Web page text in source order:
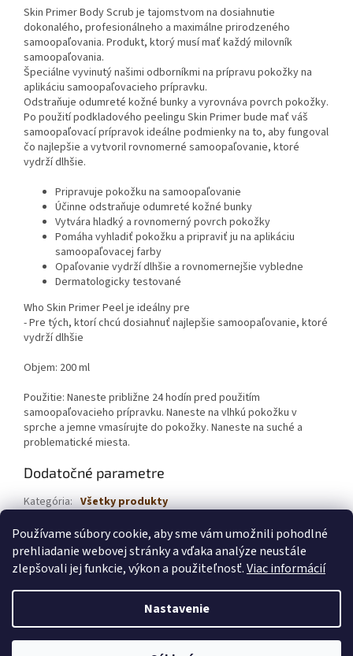
Používame súbory cookie, aby sme vám umožnili pohodlné
prehliadanie webovej stránky a vďaka analýze neustále
zlepšovali jej funkcie, výkon a použiteľnosť.Viac informácií
Nastavenie
Skin Primer Body Scrub je tajomstvom na dosiahnutie
dokonalého, profesionálneho a maximálne prirodzeného
samoopaľovania. Produkt, ktorý musí mať každý milovník
samoopaľovania.
Špeciálne vyvinutý našimi odborníkmi na prípravu pokožky na
aplikáciu samoopaľovacieho prípravku.
Odstraňuje odumreté kožné bunky a vyrovnáva povrch pokožky.
Po použití podkladového peelingu Skin Primer bude mať váš
samoopaľovací prípravok ideálne podmienky na to, aby fungoval
čo najlepšie a vytvoril rovnomerné samoopaľovanie, ktoré
vydrží dlhšie.
Pripravuje pokožku na samoopaľovanie
Účinne odstraňuje odumreté kožné bunky
Vytvára hladký a rovnomerný povrch pokožky
Pomáha vyhladiť pokožku a pripraviť ju na aplikáciu
samoopaľovacej farby
Opaľovanie vydrží dlhšie a rovnomernejšie vybledne
Dermatologicky testované
Who Skin Primer Peel je ideálny pre
- Pre tých, ktorí chcú dosiahnuť najlepšie samoopaľovanie, ktoré
vydrží dlhšie
Objem: 200 ml
Použitie: Naneste približne 24 hodín pred použitím
samoopaľovacieho prípravku. Naneste na vlhkú pokožku v
sprche a jemne vmasírujte do pokožky. Naneste na suché a
problematické miesta.
Dodatočné parametre
Kategória: Všetky produkty
Copyright 2026St. Moriz samoopaľovacia kozmetika. Všetky